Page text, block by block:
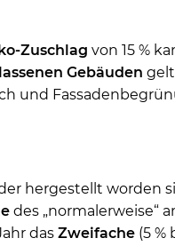
Zuschlag von 15 %
Gebäuden
und
hergestellt worden
des „normalerweise“
das Zweifache (5 %